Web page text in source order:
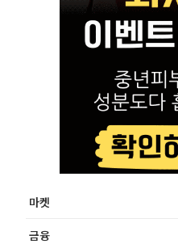
마켓
금융